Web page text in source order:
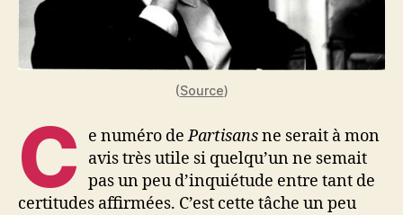
(Source)
C e numéro dePartisansne serait à mon
avis très utile si quelqu’un ne semait
pas un peu d’inquiétude entre tant de
certitudes affirmées. C’est cette tâche un peu